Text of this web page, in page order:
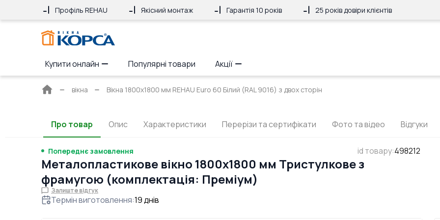
Профіль REHAU Якісний монтаж Гарантія 10 років 25 років довіри клієнтів
Купити онлайн Популярні товари Акції
Головна
вікна Вікна 1800x1800 мм REHAU Euro 60 Білий (RAL 9016) з двох сторін
Про товар Опис Характеристики Перерізи та сертифікати Фото та відео Відгуки
Попереднє замовлення id товару:498212
Металопластикове вікно 1800x1800 мм Тристулкове з
фрамугою (комплектація: Преміум)
Залиште відгук
Термін виготовлення:19днів